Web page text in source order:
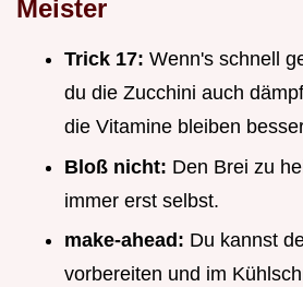
Meister
Trick 17: Wenn's schnell
du die Zucchini auch
die Vitamine bleiben
Bloß nicht: Den Brei zu
immer erst selbst.
make-ahead: Du kannst
vorbereiten und im